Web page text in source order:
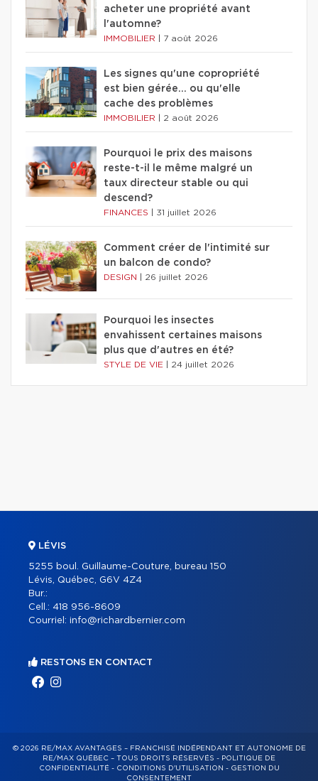
acheter une propriété avant
l'automne?
IMMOBILIER 7 août 2026
Les signes qu'une copropriété
est bien gérée… ou qu'elle
cache des problèmes
IMMOBILIER 2 août 2026
Pourquoi le prix des maisons
reste-t-il le même malgré un
taux directeur stable ou qui
descend?
FINANCES 31 juillet 2026
Comment créer de l'intimité sur
un balcon de condo?
DESIGN 26 juillet 2026
Pourquoi les insectes
envahissent certaines maisons
plus que d'autres en été?
STYLE DE VIE 24 juillet 2026
LÉVIS
5255 boul. Guillaume-Couture, bureau 150
Lévis, Québec, G6V 4Z4
Bur.:
Cell.: 418 956-8609
Courriel: info@richardbernier.com
RESTONS EN CONTACT
© 2026 RE/MAX AVANTAGES – FRANCHISÉ INDÉPENDANT ET AUTONOME DE
RE/MAX QUÉBEC – TOUS DROITS RÉSERVÉS - POLITIQUE DE
CONFIDENTIALITÉ- CONDITIONS D'UTILISATION - GESTION DU
CONSENTEMENT